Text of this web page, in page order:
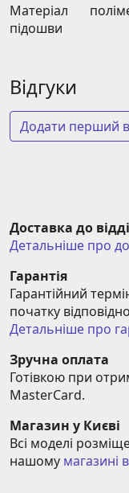
Матеріал
підошви
Відгуки
Додати перший
Доставка до
Детальніше про
Гарантія
Гарантійний
початку
Детальніше про
Зручна оплата
Готівкою при
MasterCard.
Магазин у Києві
Всі моделі
нашому магазині